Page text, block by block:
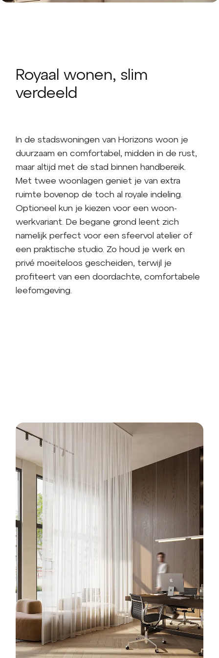
Royaal wonen, slim
verdeeld
In de stadswoningen van Horizons woon je
duurzaam en comfortabel, midden in de rust,
maar altijd met de stad binnen handbereik.
Met twee woonlagen geniet je van extra
ruimte bovenop de toch al royale indeling.
Optioneel kun je kiezen voor een woon-
werkvariant. De begane grond leent zich
namelijk perfect voor een sfeervol atelier of
een praktische studio. Zo houd je werk en
privé moeiteloos gescheiden, terwijl je
profiteert van een doordachte, comfortabele
leefomgeving.